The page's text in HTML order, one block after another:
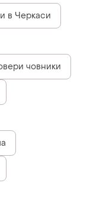
в Черкаси
човники